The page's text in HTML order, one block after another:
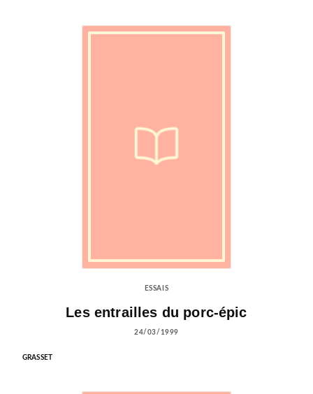
ESSAIS
Les entrailles du porc-épic
24/03/1999
GRASSET